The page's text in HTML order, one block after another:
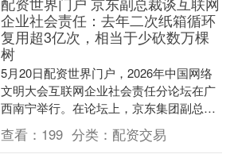
企业社会责任：去年二次纸箱循环
复用超3亿次，相当于少砍数万棵
树
5月20日配资世界门户，2026年中国网络
文明大会互联网企业社会责任分论坛在广
西南宁举行。在论坛上，京东集团副总
裁、总编辑姬文林做了京东社会责任相关
工作的分享。....
查看： 199 分类： 配资交易